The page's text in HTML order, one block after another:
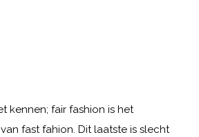
kennen; fair fashion is het
fast fahion. Dit laatste is slecht